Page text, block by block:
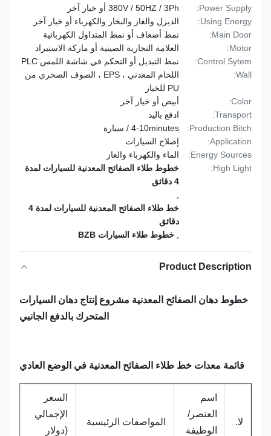
Power Supply:
380V / 50HZ / 3Ph أو خيار آخر
Using Energy:
الديزل والغاز والبخار والكهرباء أو خيار آخر
Main Door:
نمط أضعاف أو نمط المتداول الكهربائية
Motor:
العلامة التجارية الصينية أو ماركة الاستيراد
Control Sytem:
نمط التبديل أو التحكم في شاشة اللمس PLC
اللحام المعدني ، EPS ، الصوف الصخري من
Color:
أبيض أو خيار آخر
Transport:
ادفع باليد
Production Bitch:
4-10minutes / سيارة
Application:
إصلاح السيارات
Energy Sources:
الماء والكهرباء والغاز
High Light:
خطوط طلاء الصفائح المعدنية للسيارات لمدة
خط طلاء الصفائح المعدنية للسيارات لمدة 4
دقائق
خطوط طلاء السيارات BZB
Product Description
خطوط دهان الصفائح المعدنية مشروع إنتاج دهان السيارات
المتحرك بالدفع الجانبي
قائمة معدات خط طلاء الصفائح المعدنية في الوضع العادي
العنصر/
الوظيفة
المواصفات الرئيسية
السعر
الإجمالي
(دولار